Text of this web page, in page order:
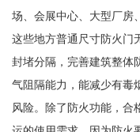
场、会展中心、大型厂房
这些地方普通尺寸防火门
封堵分隔，完善建筑整体
气阻隔能力，能减少有毒
风险。除了防火功能，合